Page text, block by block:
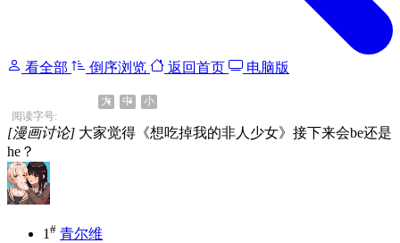
看全部 倒序浏览 返回首页 电脑版
阅读字号:
大 中 小
[漫画讨论] 大家觉得《想吃掉我的非人少女》接下来会be还是
he？
1 # 青尔维